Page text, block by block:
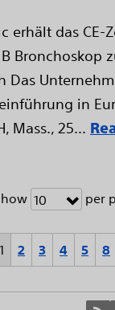
erhält das CE-
Bronchoskop
Das
in
Mass., 25...
10 per
1 2 3 4 5 8